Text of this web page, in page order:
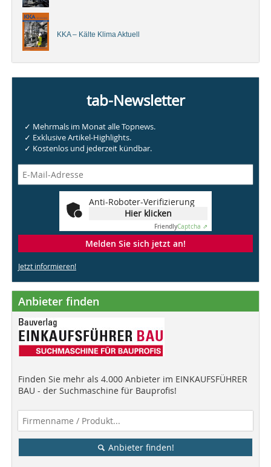
KKA – Kälte Klima Aktuell
tab-Newsletter
✓ Mehrmals im Monat alle Topnews.
✓ Exklusive Artikel-Highlights.
✓ Kostenlos und jederzeit kündbar.
Anti-Roboter-Verifizierung
Hier klicken
FriendlyCaptcha ⇗
Melden Sie sich jetzt an!
Jetzt informieren!
Anbieter finden
Finden Sie mehr als 4.000 Anbieter im EINKAUFSFÜHRER
BAU - der Suchmaschine für Bauprofis!
Anbieter finden!